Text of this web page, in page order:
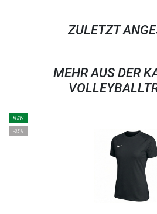
ZULETZT
MEHR AUS DER
NEW
-35%